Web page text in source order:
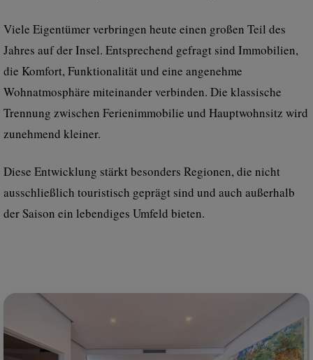
Viele Eigentümer verbringen heute einen großen Teil des
Jahres auf der Insel. Entsprechend gefragt sind Immobilien,
die Komfort, Funktionalität und eine angenehme
Wohnatmosphäre miteinander verbinden. Die klassische
Trennung zwischen Ferienimmobilie und Hauptwohnsitz wird
zunehmend kleiner.
Diese Entwicklung stärkt besonders Regionen, die nicht
ausschließlich touristisch geprägt sind und auch außerhalb
der Saison ein lebendiges Umfeld bieten.